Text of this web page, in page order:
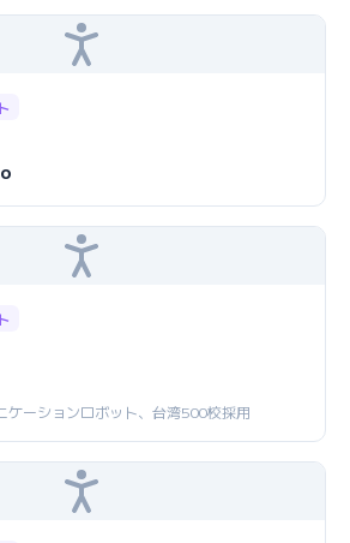
ケーションロボット、台湾500校採用